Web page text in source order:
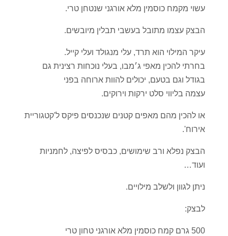
עשוי מקמח כוסמין מלא אורגני שנטחן טרי.
הבצק עצמו מתובל בעשבי תבלין מיובשים.
עיקר המילוי הוא תרד, עלי מנגולד ועלי קייל.
בחרתי להכין מאפי ג׳מבו, בעלי נוכחות רצינית גם
בגודל וגם בטעם, יכולים להוות ארוחה בפני
עצמה בליווי סלט ירקות וירוקים.
או להכין מהם מאפים קטנים שנכנסים פיקס ל'קטגוריית
אירוח'.
הבצק נפלא ורב שימושים, כבסיס לפיצה, לחמניות
ועוד…
ניתן לגוון ולשלב מילויים.
לבצק:
500 גרם קמח כוסמין מלא אורגני טחון טרי